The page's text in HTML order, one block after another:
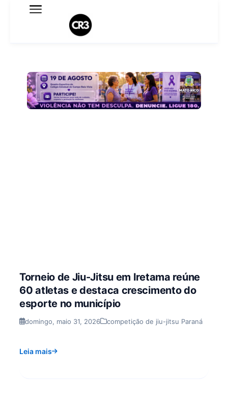
Expediente
Termo de Uso
Sobre o blog
Torneio de Jiu-Jitsu em Iretama reúne
60 atletas e destaca crescimento do
esporte no município
domingo, maio 31, 2026 competição de jiu-jitsu Paraná
Leia mais